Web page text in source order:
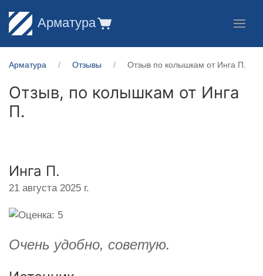
Арматура
Арматура Отзывы Отзыв по колышкам от Инга П.
Отзыв, по колышкам от Инга
П.
Инга П.
21 августа 2025 г.
Очень удобно, советую.